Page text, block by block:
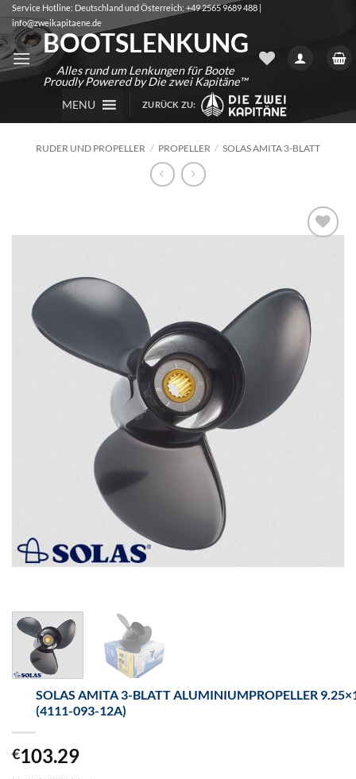
Zum
Inhalt
springen
Service Hotline: Deutschland und Österreich: +49 2565 9689 488 |
info@zweikapitaene.de
BOOTSLENKUNG
Alles rund um Lenkungen für Boote
Proudly Powered by Die zwei Kapitäne™
MENU
ZURÜCK ZU:
RUDER UND PROPELLER / PROPELLER / SOLAS AMITA 3-BLATT
SOLAS AMITA 3-BLATT ALUMINIUMPROPELLER
(4111-093-12A)
€103.29